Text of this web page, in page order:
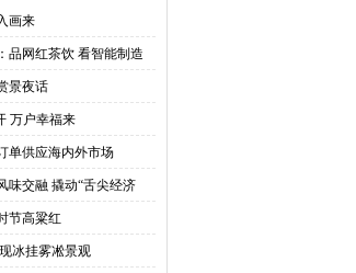
画来
品网红茶饮 看智能制造
景夜话
万户幸福来
单供应海内外市场
味交融 撬动“舌尖经济
节高粱红
冰挂雾凇景观